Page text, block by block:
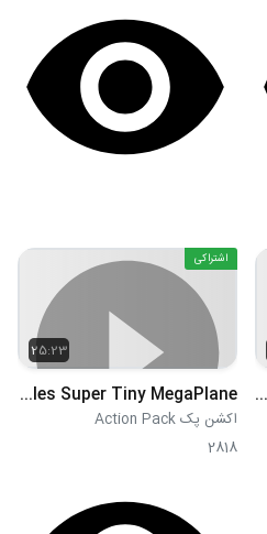
S02E04 - Chores Galore - Play Time
25:23
اشتراکی
S02E03 - Pterodactyl Troubles Super Tiny MegaPlane
اکشن پک Action Pack
2818